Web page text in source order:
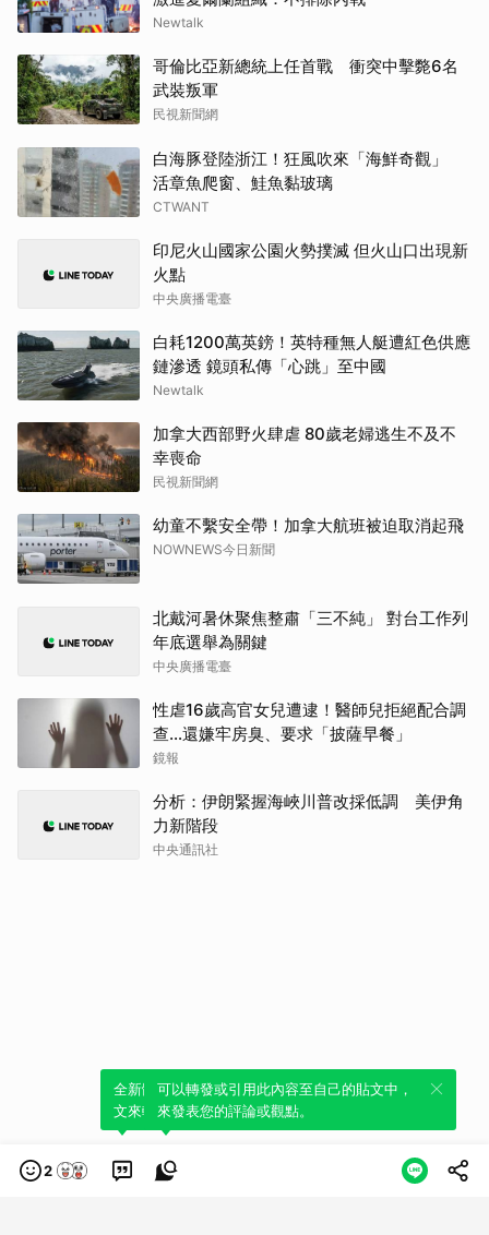
Newtalk
哥倫比亞新總統上任首戰 衝突中擊斃6名
武裝叛軍
民視新聞網
白海豚登陸浙江！狂風吹來「海鮮奇觀」
活章魚爬窗、鮭魚黏玻璃
CTWANT
印尼火山國家公園火勢撲滅 但火山口出現新
火點
中央廣播電臺
白耗1200萬英鎊！英特種無人艇遭紅色供應
鏈滲透 鏡頭私傳「心跳」至中國
Newtalk
加拿大西部野火肆虐 80歲老婦逃生不及不
幸喪命
民視新聞網
幼童不繫安全帶！加拿大航班被迫取消起飛
NOWNEWS今日新聞
北戴河暑休聚焦整肅「三不純」 對台工作列
年底選舉為關鍵
中央廣播電臺
性虐16歲高官女兒遭逮！醫師兒拒絕配合調
查…還嫌牢房臭、要求「披薩早餐」
鏡報
分析：伊朗緊握海峽川普改採低調 美伊角
力新階段
中央通訊社
2
全新體驗！一鍵引用此內容，透過發布貼
文來輕鬆表達個人立場。
可以轉發或引用此內容至自己的貼文中，
來發表您的評論或觀點。